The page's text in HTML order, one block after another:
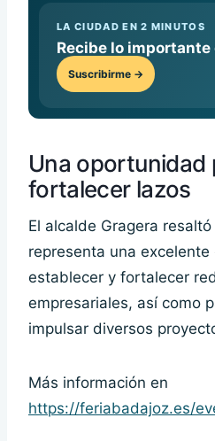
LA CIUDAD EN 2 MINUTOS
Recibe lo importante
Suscribirme →
Una oportunidad
fortalecer lazos
El alcalde Gragera
representa una
establecer y fortalecer
empresariales, así como
impulsar diversos
Más información en
https://feriabadajoz.es/